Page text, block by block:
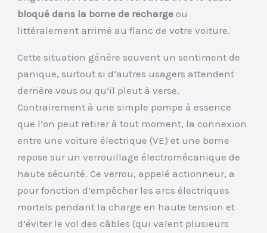
bloqué dans la borne de recharge ou
littéralement arrimé au flanc de votre voiture.
Cette situation génère souvent un sentiment de
panique, surtout si d’autres usagers attendent
derrière vous ou qu’il pleut à verse.
Contrairement à une simple pompe à essence
que l’on peut retirer à tout moment, la connexion
entre une voiture électrique (VE) et une borne
repose sur un verrouillage électromécanique de
haute sécurité. Ce verrou, appelé actionneur, a
pour fonction d’empêcher les arcs électriques
mortels pendant la charge en haute tension et
d’éviter le vol des câbles (qui valent plusieurs